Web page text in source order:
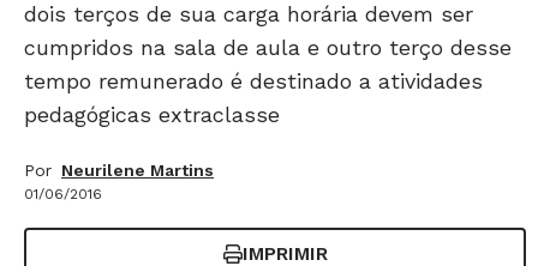
dois terços de sua carga horária devem ser
cumpridos na sala de aula e outro terço desse
tempo remunerado é destinado a atividades
pedagógicas extraclasse
Por Neurilene Martins
01/06/2016
IMPRIMIR